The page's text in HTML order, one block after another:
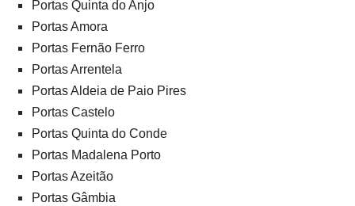
Portas Quinta do Anjo
Portas Amora
Portas Fernão Ferro
Portas Arrentela
Portas Aldeia de Paio Pires
Portas Castelo
Portas Quinta do Conde
Portas Madalena Porto
Portas Azeitão
Portas Gâmbia